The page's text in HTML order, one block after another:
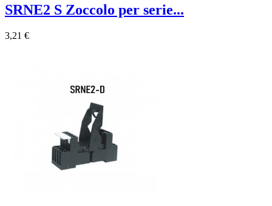
SRNE2 S Zoccolo per serie...
3,21 €